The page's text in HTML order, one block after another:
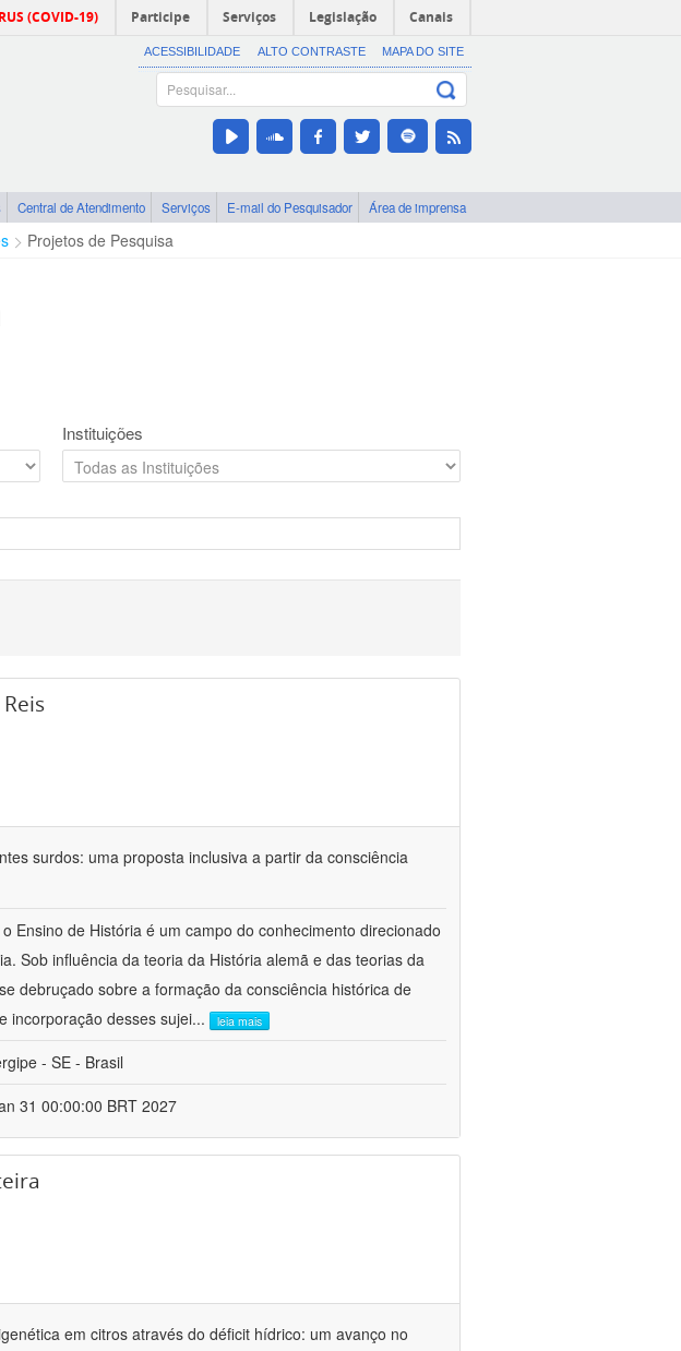
(COVID-19) Participe Serviços Legislação Canais
ACESSIBILIDADE ALTO CONTRASTE MAPA DO SITE
Central de Atendimento Serviços E-mail do Pesquisador Área de imprensa
Projetos de Pesquisa
Instituições
surdos: uma proposta inclusiva a partir da consciência
Ensino de História é um campo do conhecimento direcionado
Sob influência da teoria da História alemã e das teorias da
debruçado sobre a formação da consciência histórica de
incorporação desses sujei... leia mais
- SE - Brasil
31 00:00:00 BRT 2027
em citros através do déficit hídrico: um avanço no